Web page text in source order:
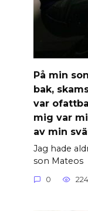
På min
bak,
var
mig var
av min
Jag hade
son Mateos
0 224